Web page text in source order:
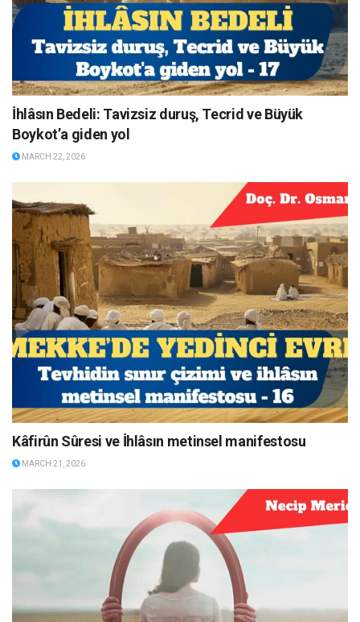
İhlâsın Bedeli: Tavizsiz duruş, Tecrid ve Büyük
Boykot’a giden yol
MARCH 22, 2026
Kâfirûn Sûresi ve İhlâsın metinsel manifestosu
MARCH 21, 2026